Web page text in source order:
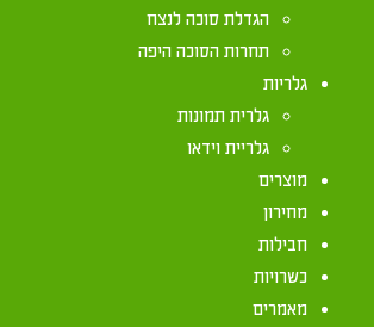
הגדלת סוכה לנצח
תחרות הסוכה היפה
גלריות
גלרית תמונות
גלריית וידאו
מוצרים
מחירון
חבילות
כשרויות
מאמרים